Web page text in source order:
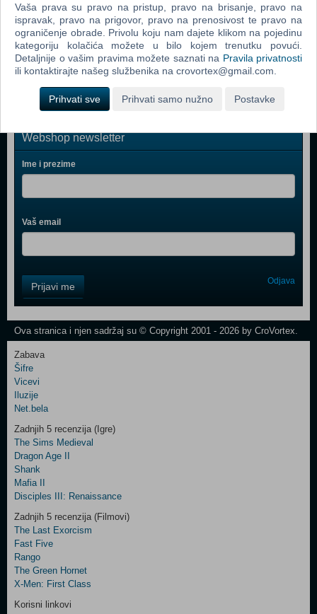
Rome Total War (PC)
Medieval II Total War (PC)
Stronghold Legends (PC)
Webshop newsletter
Ime i prezime
Vaš email
Field
One
Control
Two
Newsletter
Control
Field
Three
Prijavi me Odjava
Ova stranica i njen sadržaj su © Copyright 2001 - 2026 by CroVortex.
Zabava
Šifre
Vicevi
Iluzije
Net.bela
Zadnjih 5 recenzija (Igre)
The Sims Medieval
Dragon Age II
Shank
Mafia II
Disciples III: Renaissance
Zadnjih 5 recenzija (Filmovi)
The Last Exorcism
Fast Five
Rango
The Green Hornet
X-Men: First Class
Korisni linkovi
Vaša prava su pravo na pristup, pravo na brisanje, pravo na
ispravak, pravo na prigovor, pravo na prenosivost te pravo na
ograničenje obrade. Privolu koju nam dajete klikom na pojedinu
kategoriju kolačića možete u bilo kojem trenutku povući.
Detaljnije o vašim pravima možete saznati na Pravila privatnosti
ili kontaktirajte našeg službenika na crovortex@gmail.com.
Prihvati sve Prihvati samo nužno Postavke